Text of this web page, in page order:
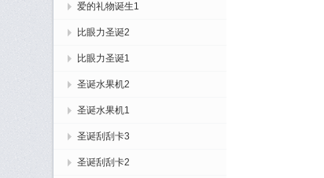
爱的礼物诞生1
比眼力圣诞2
比眼力圣诞1
圣诞水果机2
圣诞水果机1
圣诞刮刮卡3
圣诞刮刮卡2